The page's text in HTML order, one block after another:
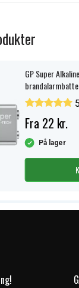
GP Super
pak.
5
Fra 22 kr.
På lager